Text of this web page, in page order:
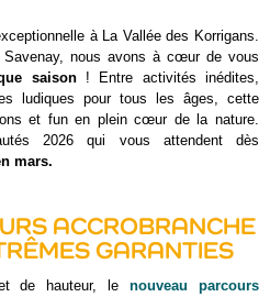
à La Vallée des Korrigans.
Savenay, nous avons à cœur de vous
saison! Entre activités inédites,
ludiques pour tous les âges, cette
et fun en plein cœur de la nature.
2026 qui vous attendent dès
mars.
ACCROBRANCHE
GARANTIES
de hauteur, lenouveau parcours